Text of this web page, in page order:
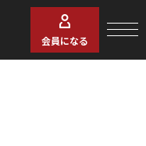
会員になる